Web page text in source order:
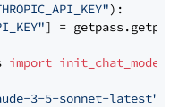
):
] = getpass.getpass(
import init_chat_model
3-5-sonnet-latest"